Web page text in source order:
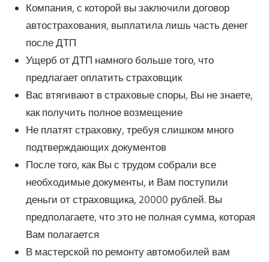
Компания, с которой вы заключили договор
автострахования, выплатила лишь часть денег
после ДТП
Ущерб от ДТП намного больше того, что
предлагает оплатить страховщик
Вас втягивают в страховые споры, Вы не знаете,
как получить полное возмещение
Не платят страховку, требуя слишком много
подтверждающих документов
После того, как Вы с трудом собрали все
необходимые документы, и Вам поступили
деньги от страховщика, 20000 рублей. Вы
предполагаете, что это не полная сумма, которая
Вам полагается
В мастерской по ремонту автомобилей вам